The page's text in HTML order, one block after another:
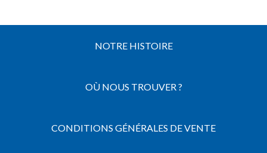
NOTRE HISTOIRE
OÙ NOUS TROUVER ?
CONDITIONS GÉNÉRALES DE VENTE